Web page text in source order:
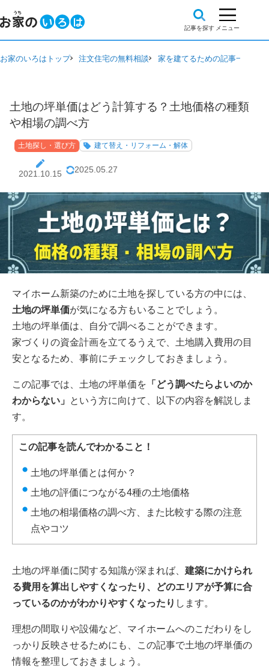
お家のいろはトップ 注文住宅の無料相談 家を建てるための記事一覧
土地の坪単価はどう計算する？土地価格の種類
や相場の調べ方
土地探し・選び方 建て替え・リフォーム・解体
2021.10.15 2025.05.27
マイホーム新築のために土地を探している方の中には、
土地の坪単価が気になる方もいることでしょう。
土地の坪単価は、自分で調べることができます。
家づくりの資金計画を立てるうえで、土地購入費用の目
安となるため、事前にチェックしておきましょう。
この記事では、土地の坪単価を 「どう調べたらよいのか
わからない」
という方に向けて、以下の内容を解説しま
す。
この記事を読んでわかること！
土地の坪単価とは何か？
土地の評価につながる4種の土地価格
土地の相場価格の調べ方、また比較する際の注意
点やコツ
土地の坪単価に関する知識が深まれば、 建築にかけられ
る費用を算出しやすくなったり、どのエリアが予算に合
っているのかがわかりやすくなったり します。
理想の間取りや設備など、マイホームへのこだわりをし
っかり反映させるためにも、この記事で土地の坪単価の
情報を整理しておきましょう。